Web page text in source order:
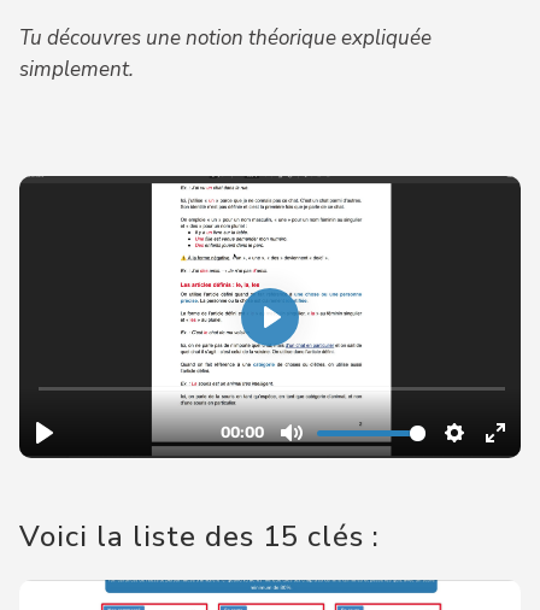
Tu découvres une notion théorique expliquée
simplement.
Voici la liste des 15 clés :